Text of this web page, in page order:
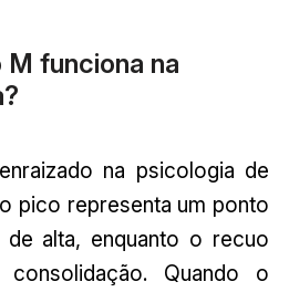
M funciona na
na psicologia de
pico representa um ponto
alta, enquanto o recuo
Quando o